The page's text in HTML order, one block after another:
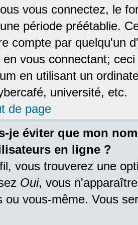
vous connectez, le
période préétablie.
compte par quelqu'un
vous connectant;
en utilisant un
université, etc.
de page
je éviter que mon
en ligne ?
vous trouverez une
Oui, vous
ou vous-même. Vous